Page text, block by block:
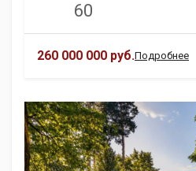
60
260 000 000 руб.Подробнее